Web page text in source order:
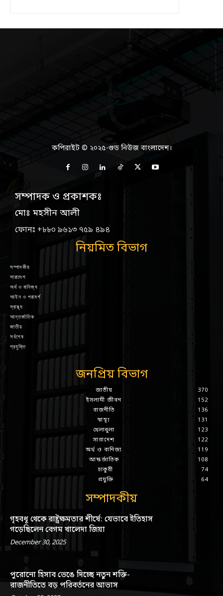
কপিরাইট © ২০২৫-গুড নিউজ বাংলাদেশ।
সম্পাদক ও প্রকাশকঃ
মোঃ মহসীন আলী
ফোনঃ +৮৮০ ৯৬১৩ ৭৫৯ ৪৯৪
নিয়মিত বিভাগ
সম্পাদকীয়
সারাদেশ
অর্থ ও বানিজ্য
আইন ও পরামর্শ
স্বাস্থ্য
আন্তর্জাতিক
জাতীয়
সর্বশেষ
প্রযুক্তি
জনপ্রিয় বিভাগ
জাতীয়
370
ইসলামী জীবন
152
রাজনীতি
136
স্বাস্থ্য
131
খেলাধুলা
123
সারাদেশ
122
অর্থ ও বানিজ্য
119
আন্তর্জাতিক
108
চাকুরী
74
প্রযুক্তি
64
সম্পাদকীয়
গৃহবধূ থেকে রাষ্ট্রক্ষমতার শীর্ষে: যেভাবে ইতিহাস
গড়েছিলেন বেগম খালেদা জিয়া
December 30, 2025
পুরোনো হিসাব ভেঙে দিচ্ছে নতুন শক্তি-
রাজনীতিতে বড় পরিবর্তনের আভাস